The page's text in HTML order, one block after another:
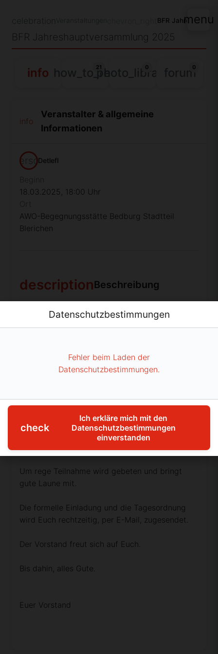
menu
BFR
BFR Jahreshauptversammlung 2025
info how_to_reg
21
photo_library
0 forum
0
info
Veranstalter & allgemeine
Informationen
personDetlefI
18.03.2025, 18:00 Uhr
AWO-Begegnungsstätte Bedburg Stadtteil
Blerichen
descriptionBeschreibung
Liebe BikerFreunde,
Für die neuen Mitglieder, hier die Adresse des
50181 Bedburg-Blerichen, Leitweg 1.
etwas schwierig.
Um rege Teilnahme wird gebeten und bringt
gute Laune mit.
Die formelle Einladung und die Tagesordnung
wird Euch rechtzeitig, per E-Mail, zugesendet.
Der Vorstand freut sich auf Euch.
Bis dahin, alles Gute.
Euer Vorstand
Datenschutzbestimmungen
Fehler beim Laden der
Datenschutzbestimmungen.
check
Ich erkläre mich mit den
Datenschutzbestimmungen
einverstanden